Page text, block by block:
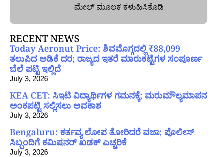
ಮೇಲ್‌ ಮೂಲಕ ಕಳುಹಿಸಿಕೊಡಿ
RECENT NEWS
Today Aeronut Price: ಶಿವಮೊಗ್ಗದಲ್ಲಿ ₹88,099
ತಲುಪಿದ ಅಡಿಕೆ ದರ; ರಾಜ್ಯದ ಇತರೆ ಮಾರುಕಟ್ಟೆಗಳ ಸಂಪೂರ್ಣ
ಬೆಲೆ ಪಟ್ಟಿ ಇಲ್ಲಿದೆ
July 3, 2026
KEA CET: ಸಿಇಟಿ ವಿದ್ಯಾರ್ಥಿಗಳ ಗಮನಕ್ಕೆ; ಮರುಮೌಲ್ಯಮಾಪನ
ಅಂಕಪಟ್ಟಿ ಸಲ್ಲಿಸಲು ಅವಕಾಶ
July 3, 2026
Bengaluru: ಕರ್ತವ್ಯ ಲೋಪ ತೋರಿದರೆ ವಜಾ; ಪೊಲೀಸ್
ಸಿಬ್ಬಂದಿಗೆ ಕಮಿಷನರ್ ಖಡಕ್ ಎಚ್ಚರಿಕೆ
July 3, 2026